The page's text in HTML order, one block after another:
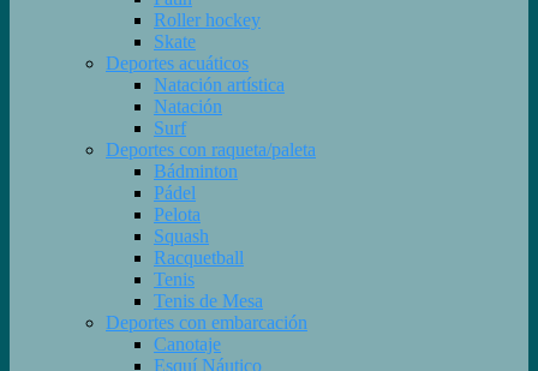
Roller hockey
Skate
Deportes acuáticos
Natación artística
Natación
Surf
Deportes con raqueta/paleta
Bádminton
Pádel
Pelota
Squash
Racquetball
Tenis
Tenis de Mesa
Deportes con embarcación
Canotaje
Esquí Náutico